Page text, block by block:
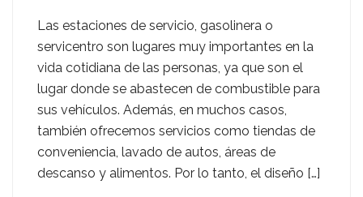
Las estaciones de servicio, gasolinera o
servicentro son lugares muy importantes en la
vida cotidiana de las personas, ya que son el
lugar donde se abastecen de combustible para
sus vehículos. Además, en muchos casos,
también ofrecemos servicios como tiendas de
conveniencia, lavado de autos, áreas de
descanso y alimentos. Por lo tanto, el diseño […]